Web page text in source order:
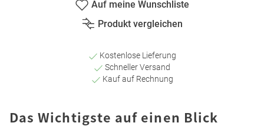
Auf meine Wunschliste
Produkt vergleichen
Kostenlose Lieferung
Schneller Versand
Kauf auf Rechnung
Das Wichtigste auf einen Blick